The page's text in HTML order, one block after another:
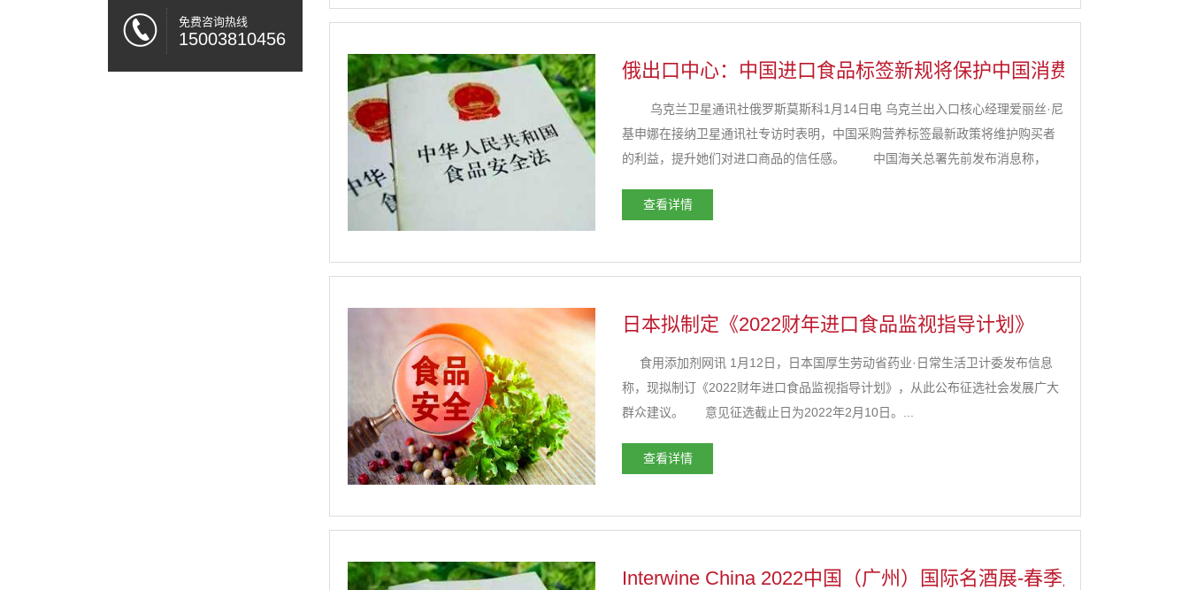
免费咨询热线
15003810456
俄出口中心：中国进口食品标签新规将保护中国消费者的权益
乌克兰卫星通讯社俄罗斯莫斯科1月14日电 乌克兰出入口核心经理爱丽丝·尼
基申娜在接纳卫星通讯社专访时表明，中国采购营养标签最新政策将维护购买者
的利益，提升她们对进口商品的信任感。 中国海关总署先前发布消息称，
行。 尼基申娜...
查看详情
日本拟制定《2022财年进口食品监视指导计划》
食用添加剂网讯 1月12日，日本国厚生劳动省药业·日常生活卫计委发布信息
称，现拟制订《2022财年进口食品监视指导计划》，从此公布征选社会发展广大
群众建议。 意见征选截止日为2022年2月10日。...
查看详情
Interwine China 2022中国（广州）国际名酒展-春季展明年5月举办